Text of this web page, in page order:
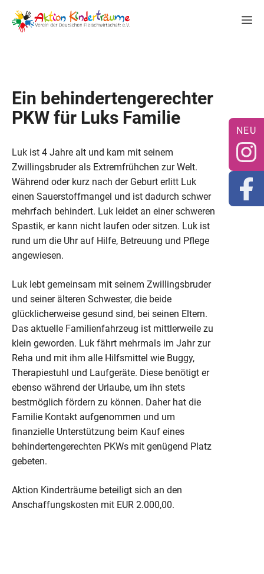
Inhalt
springen
Ein behindertengerechter
PKW für Luks Familie
Luk ist 4 Jahre alt und kam mit seinem
Zwillingsbruder als Extremfrühchen zur Welt.
Während oder kurz nach der Geburt erlitt Luk
einen Sauerstoffmangel und ist dadurch schwer
mehrfach behindert. Luk leidet an einer schweren
Spastik, er kann nicht laufen oder sitzen. Luk ist
rund um die Uhr auf Hilfe, Betreuung und Pflege
angewiesen.
Luk lebt gemeinsam mit seinem Zwillingsbruder
und seiner älteren Schwester, die beide
glücklicherweise gesund sind, bei seinen Eltern.
Das aktuelle Familienfahrzeug ist mittlerweile zu
klein geworden. Luk fährt mehrmals im Jahr zur
Reha und mit ihm alle Hilfsmittel wie Buggy,
Therapiestuhl und Laufgeräte. Diese benötigt er
ebenso während der Urlaube, um ihn stets
bestmöglich fördern zu können. Daher hat die
Familie Kontakt aufgenommen und um
finanzielle Unterstützung beim Kauf eines
behindertengerechten PKWs mit genügend Platz
gebeten.
Aktion Kinderträume beteiligt sich an den
Anschaffungskosten mit EUR 2.000,00.